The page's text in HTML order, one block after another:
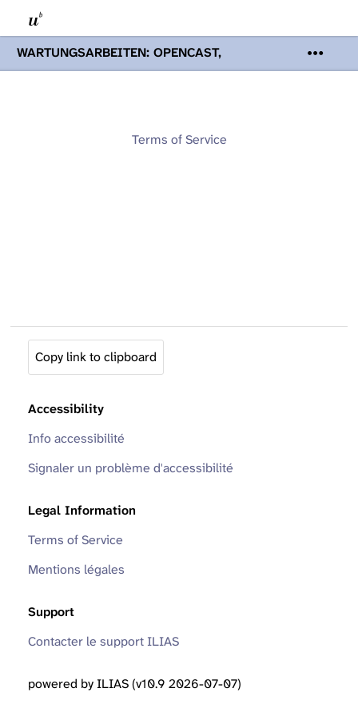
WARTUNGSARBEITEN: OPENCAST,
PODCASTS & TOBIRA
Mi 19. August
Opencast-Videos und Tobira nicht zur
Terms of Service
Copy link to clipboard
Accessibility
Info accessibilité
Signaler un problème d'accessibilité
Legal Information
Terms of Service
Mentions légales
Support
Contacter le support ILIAS
powered by ILIAS (v10.9 2026-07-07)